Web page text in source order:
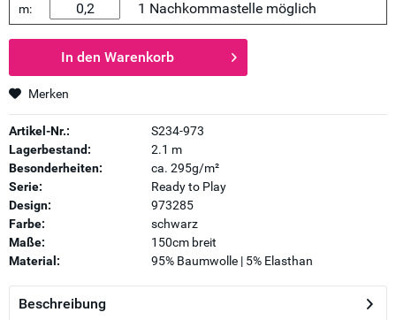
m: 1 Nachkommastelle möglich
In den Warenkorb
Merken
Artikel-Nr.:
S234-973
Lagerbestand:
2.1 m
Besonderheiten:
ca. 295g/m²
Serie:
Ready to Play
Design:
973285
Farbe:
schwarz
Maße:
150cm breit
Material:
95% Baumwolle | 5% Elasthan
Beschreibung